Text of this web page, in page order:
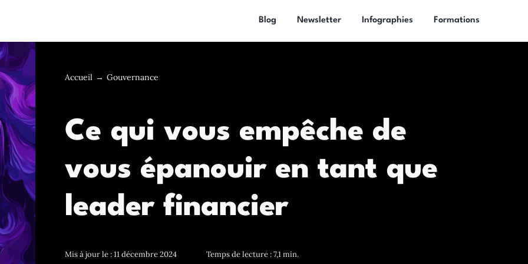
Blog Newsletter Infographies Formations
Accueil Gouvernance
Ce qui vous empêche de
vous épanouir en tant que
leader financier
Mis à jour le : 11 décembre 2024 Temps de lecture : 7,1 min.